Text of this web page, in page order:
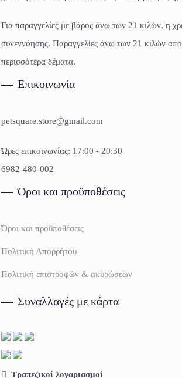
Για παραγγελίες με βάρος άνω των 21 κιλών, η
συνεννόησης. Παραγγελίες άνω των 21 κιλών
περισσότερα δέματα.
Επικοινωνία
petsquare.store@gmail.com
Ώρες επικοινωνίας: 17:00 - 20:30
6982-480-002
Όροι και προϋποθέσεις
Όροι και προϋποθέσεις
Πολιτική Απορρήτου
Πολιτική επιστροφών & ακυρώσεων
Συναλλαγές με κάρτα
Τραπεζικοί λογαριασμοί